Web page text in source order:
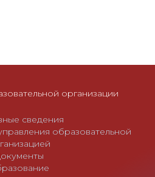
организации
сведения
образовательной